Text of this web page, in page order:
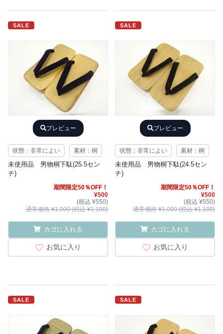
SALE
プレビュー
状態：非常によい 素材：桐
未使用品 男物桐下駄(25.5セン
チ)
期間限定50％OFF！
¥500
(税込 ¥550)
通常価格 ¥1,000 (税込 ¥1,100)
カゴに入れる
お気に入り
SALE
プレビュー
状態：非常によい 素材：桐
未使用品 男物桐下駄(24.5セン
チ)
期間限定50％OFF！
¥500
(税込 ¥550)
通常価格 ¥1,000 (税込 ¥1,100)
カゴに入れる
お気に入り
SALE SALE